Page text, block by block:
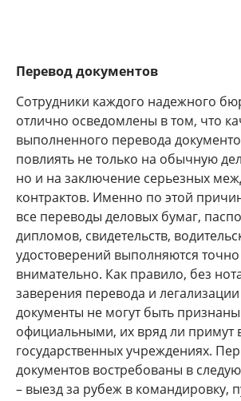
Перевод документов
Сотрудники каждого надежного
отлично осведомлены в том, что
выполненного перевода
повлиять не только на обычную
но и на заключение серьезных
контрактов. Именно по этой
все переводы деловых бумаг,
дипломов, свидетельств,
удостоверений выполняются
внимательно. Как правило, без
заверения перевода и
документы не могут быть признаны
официальными, их вряд ли примут
государственных учреждениях.
документов востребованы в
– выезд за рубеж в командировку,